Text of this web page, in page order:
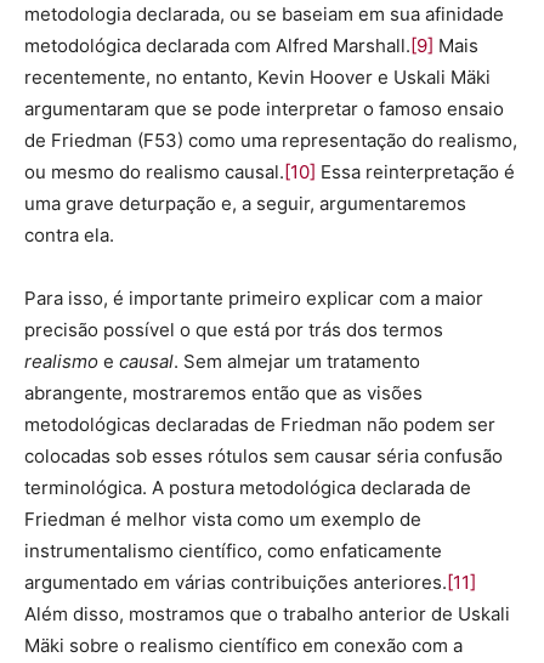
metodologia declarada, ou se baseiam em sua afinidade
metodológica declarada com Alfred Marshall.[9] Mais
recentemente, no entanto, Kevin Hoover e Uskali Mäki
argumentaram que se pode interpretar o famoso ensaio
de Friedman (F53) como uma representação do realismo,
ou mesmo do realismo causal.[10] Essa reinterpretação é
uma grave deturpação e, a seguir, argumentaremos
contra ela.
Para isso, é importante primeiro explicar com a maior
precisão possível o que está por trás dos termos
realismo e causal. Sem almejar um tratamento
abrangente, mostraremos então que as visões
metodológicas declaradas de Friedman não podem ser
colocadas sob esses rótulos sem causar séria confusão
terminológica. A postura metodológica declarada de
Friedman é melhor vista como um exemplo de
instrumentalismo científico, como enfaticamente
argumentado em várias contribuições anteriores.[11]
Além disso, mostramos que o trabalho anterior de Uskali
Mäki sobre o realismo científico em conexão com a